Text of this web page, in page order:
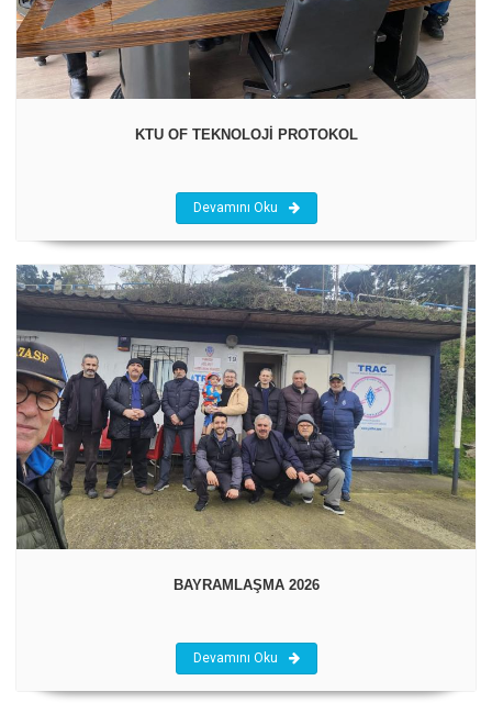
KTU OF TEKNOLOJİ PROTOKOL
Devamını Oku
BAYRAMLAŞMA 2026
Devamını Oku